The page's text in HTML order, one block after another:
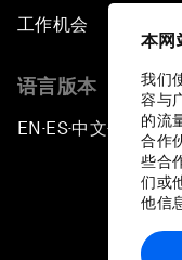
本网
我们
容与
的流
合作
些合
们或
他信
工作机会
语言版本
EN ▪ES▪中文▪ 日本語